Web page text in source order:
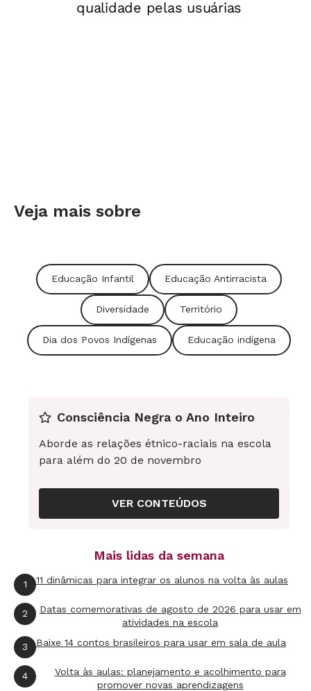
Veja mais sobre
Educação Infantil Educação Antirracista
Diversidade Território
Dia dos Povos Indígenas Educação indígena
Consciência Negra o Ano Inteiro
Aborde as relações étnico-raciais na escola
para além do 20 de novembro
VER CONTEÚDOS
Mais lidas da semana
1 11 dinâmicas para integrar os alunos na volta às aulas
2
Datas comemorativas de agosto de 2026 para usar em
atividades na escola
3 Baixe 14 contos brasileiros para usar em sala de aula
4
Volta às aulas: planejamento e acolhimento para
promover novas aprendizagens